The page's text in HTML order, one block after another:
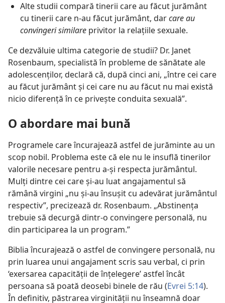
Alte studii compară tinerii care au făcut jurământ
cu tinerii care n-au făcut jurământ, darcare au
convingeri similare privitor la relațiile sexuale.
Ce dezvăluie ultima categorie de studii? Dr. Janet
Rosenbaum, specialistă în probleme de sănătate ale
adolescenților, declară că, după cinci ani, „între cei care
au făcut jurământ și cei care nu au făcut nu mai există
nicio diferență în ce privește conduita sexuală”.
O abordare mai bună
Programele care încurajează astfel de jurăminte au un
scop nobil. Problema este că ele nu le insuflă tinerilor
valorile necesare pentru a-și respecta jurământul.
Mulți dintre cei care și-au luat angajamentul să
rămână virgini „nu și-au însușit cu adevărat jurământul
respectiv”, precizează dr. Rosenbaum. „Abstinența
trebuie să decurgă dintr-o convingere personală, nu
din participarea la un program.”
Biblia încurajează o astfel de convingere personală, nu
prin luarea unui angajament scris sau verbal, ci prin
‘exersarea capacității de înțelegere’ astfel încât
persoana să poată deosebi binele de rău (Evrei 5:14).
În definitiv, păstrarea virginității nu înseamnă doar